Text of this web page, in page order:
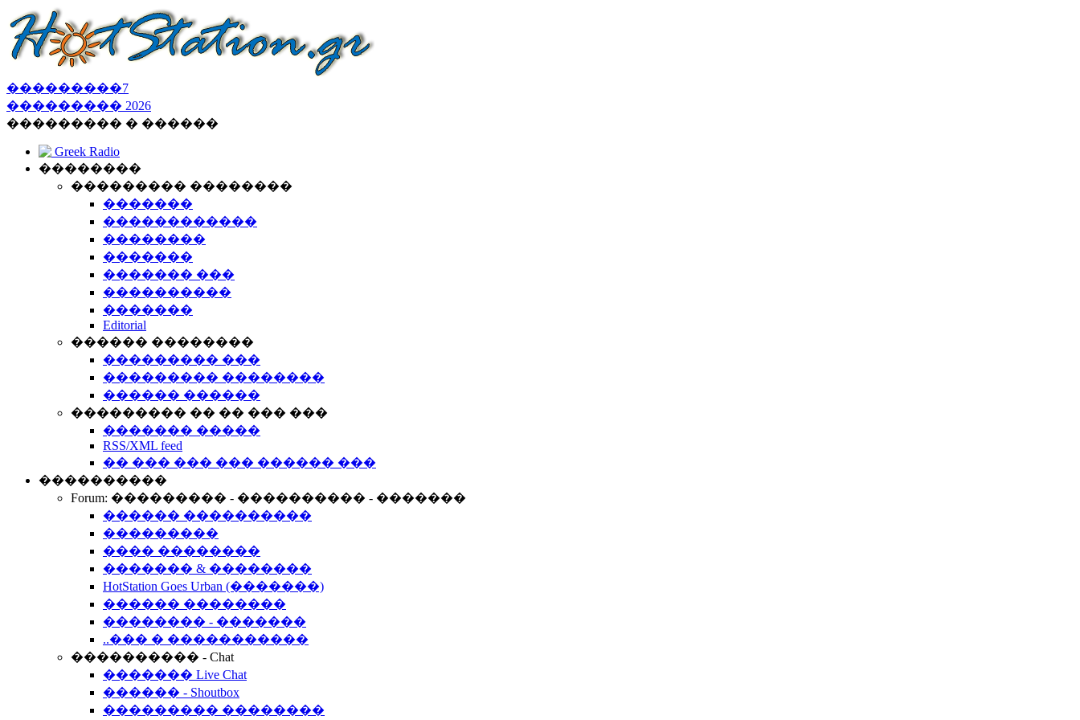
���������7
��������� 2026
��������� � ������
Greek Radio
��������
��������� ��������
�������
������������
��������
�������
������� ���
����������
�������
Editorial
������ ��������
��������� ���
��������� ��������
������ ������
��������� �� �� ��� ���
������� �����
RSS/XML feed
�� ��� ��� ��� ������ ���
����������
Forum: ��������� - ���������� - �������
������ ����������
���������
���� ��������
������� & ��������
HotStation Goes Urban (�������)
������ ��������
�������� - �������
..��� � �����������
���������� - Chat
������� Live Chat
������ - Shoutbox
��������� ��������